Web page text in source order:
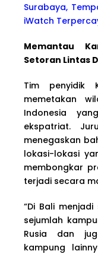
Surabaya,
iWatch
Memantau
Setoran Lintas
Tim penyidik
memetakan
Indonesia
ekspatriat.
menegaskan
lokasi-lokasi
membongkar
terjadi secara
“Di Bali
sejumlah
Rusia dan
kampung